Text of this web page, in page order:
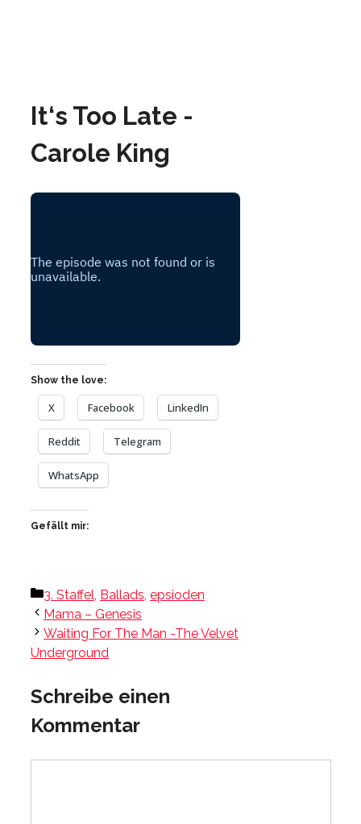
It‘s Too Late -
Carole King
Show the love:
X Facebook LinkedIn
Reddit Telegram
WhatsApp
Gefällt mir:
Kategorien
3. Staffel Ballads epsioden
Mama – Genesis
Waiting For The Man -The Velvet
Underground
Schreibe einen
Kommentar